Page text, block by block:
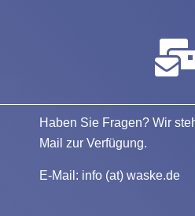
Haben Sie Fragen? Wir
Mail zur Verfügung.
E-Mail: info (at) waske.de